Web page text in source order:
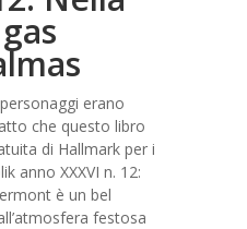
erano
che questo libro
di Hallmark per i
anno XXXVI n. 12:
è un bel
festosa